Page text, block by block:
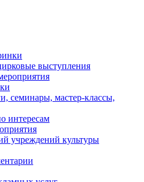
выступления
семинары, мастер-классы,
интересам
учреждений культуры